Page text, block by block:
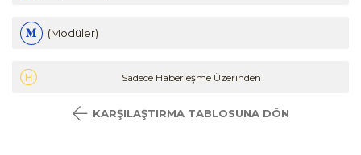
(Modüler)
Sadece Haberleşme Üzerinden
KARŞILAŞTIRMA TABLOSUNA DÖN